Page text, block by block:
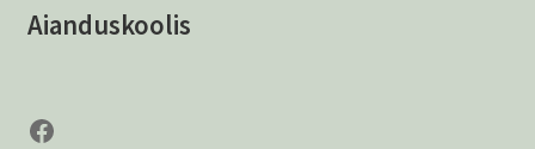
Aianduskoolis
Facebook